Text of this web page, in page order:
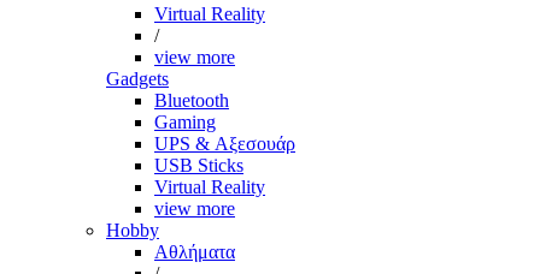
Virtual Reality
/
view more
Gadgets
Bluetooth
Gaming
UPS & Αξεσουάρ
USB Sticks
Virtual Reality
view more
Hobby
Αθλήματα